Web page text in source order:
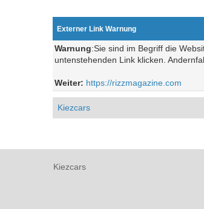
Externer Link Warnung
Warnung:Sie sind im Begriff die
untenstehenden Link klicken.
Weiter: https://rizzmagazine.com
Kiezcars
Kiezcars